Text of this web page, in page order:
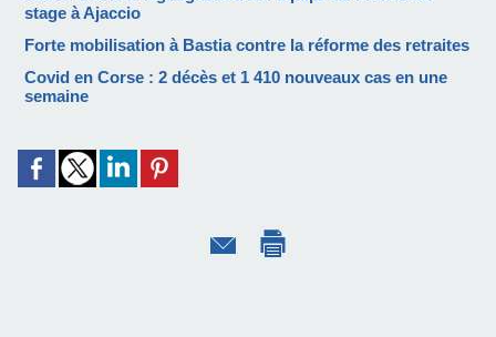
stage à Ajaccio
Forte mobilisation à Bastia contre la réforme des retraites
Covid en Corse : 2 décès et 1 410 nouveaux cas en une
semaine